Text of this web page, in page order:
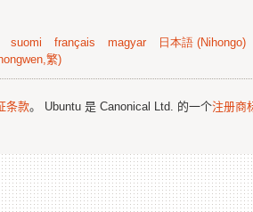
suomi français magyar 日本語 (Nihongo)
繁)
条款。 Ubuntu 是 Canonical Ltd. 的一个注册商